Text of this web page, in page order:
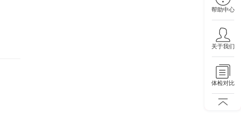
帮助中心
关于我们
体检对比